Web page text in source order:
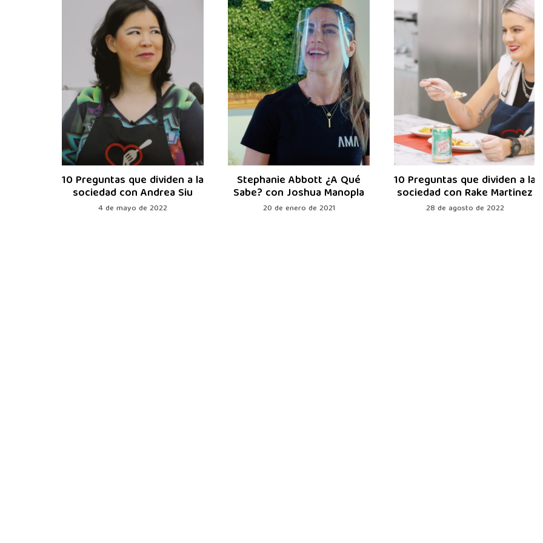
10 Preguntas que dividen a la
sociedad con Andrea Siu
4 de mayo de 2022
Stephanie Abbott ¿A Qué
Sabe? con Joshua Manopla
20 de enero de 2021
10 Preguntas que dividen a la
sociedad con Rake Martinez
28 de agosto de 2022